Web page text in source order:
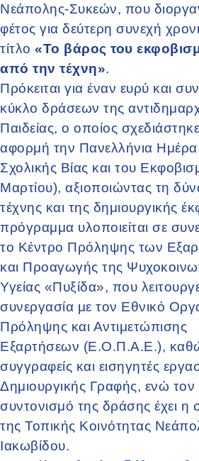
Νεάπολης-Συκεών, που
φέτος για δεύτερη συνεχή
τίτλο «Το βάρος του
από την τέχνη».
Πρόκειται για έναν ευρύ και
κύκλο δράσεων της
Παιδείας, ο οποίος
αφορμή την Πανελλήνια Ημέρα
Σχολικής Βίας και του
Μαρτίου), αξιοποιώντας τη
τέχνης και της δημιουργικής
πρόγραμμα υλοποιείται σε
το Κέντρο Πρόληψης των
και Προαγωγής της
Υγείας «Πυξίδα», που
συνεργασία με τον Εθνικό
Πρόληψης και Αντιμετώπισης
Εξαρτήσεων (Ε.Ο.Π.Α.Ε.),
συγγραφείς και εισηγητές
Δημιουργικής Γραφής, ενώ τον
συντονισμό της δράσης έχει η
της Τοπικής Κοινότητας
Ιακωβίδου.